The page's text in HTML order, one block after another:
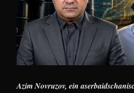
Azim Novruzov, ein